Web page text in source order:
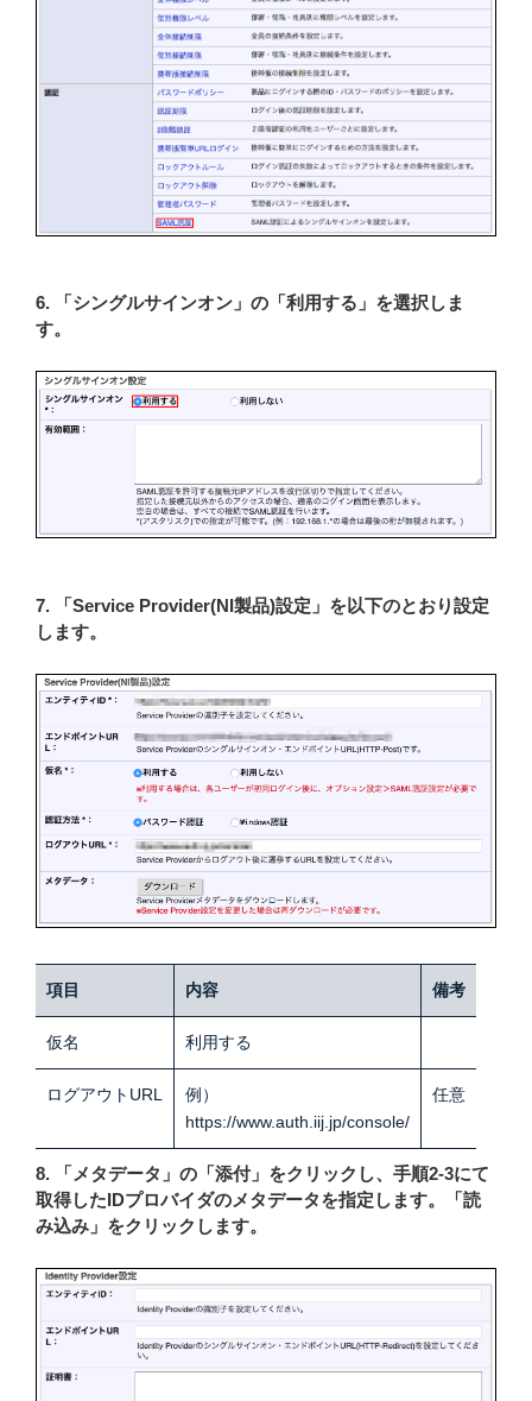
6. 「シングルサインオン」の「利用する」を選択しま
す。
7. 「Service Provider(NI製品)設定」を以下のとおり設定
します。
項目 内容 備考
仮名 利用する
ログアウトURL
例）
https://www.auth.iij.jp/console/
任意
8. 「メタデータ」の「添付」をクリックし、手順2-3にて
取得したIDプロバイダのメタデータを指定します。「読
み込み」をクリックします。